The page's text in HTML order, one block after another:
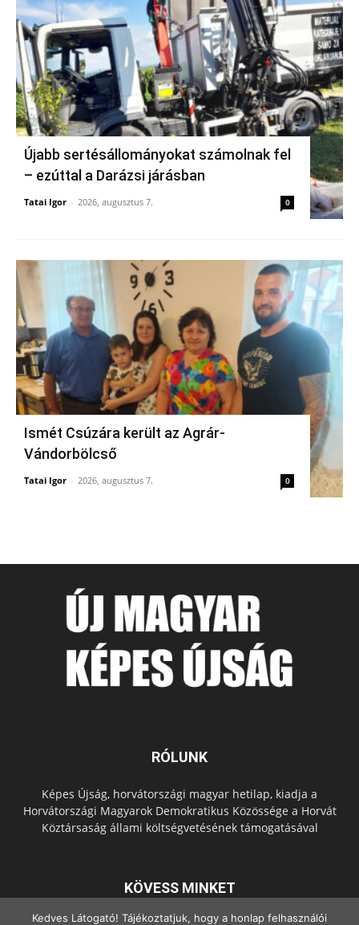
Újabb sertésállományokat számolnak fel
– ezúttal a Darázsi járásban
Tatai Igor - 2026, augusztus 7. 0
Ismét Csúzára került az Agrár-
Vándorbölcső
Tatai Igor - 2026, augusztus 7. 0
RÓLUNK
Képes Újság, horvátországi magyar hetilap, kiadja a
Horvátországi Magyarok Demokratikus Közössége a Horvát
Köztársaság állami költségvetésének támogatásával
KÖVESS MINKET
Kedves Látogató! Tájékoztatjuk, hogy a honlap felhasználói